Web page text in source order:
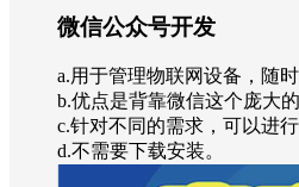
微信公众号开发
a.用于管理物联网设备，随
b.优点是背靠微信这个庞大
c.针对不同的需求，可以进行
d.不需要下载安装。